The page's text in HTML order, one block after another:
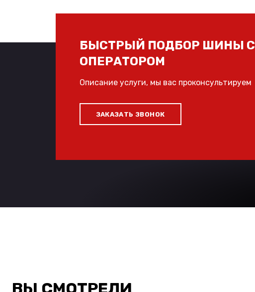
БЫСТРЫЙ ПОДБОР ШИНЫ С
ОПЕРАТОРОМ
Описание услуги, мы вас проконсультируем
ЗАКАЗАТЬ ЗВОНОК